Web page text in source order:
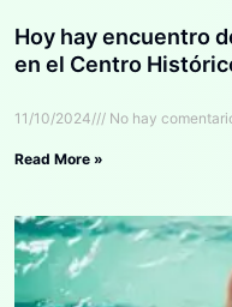
Hoy hay encuentro
en el Centro
11/10/2024 No hay
Read More »